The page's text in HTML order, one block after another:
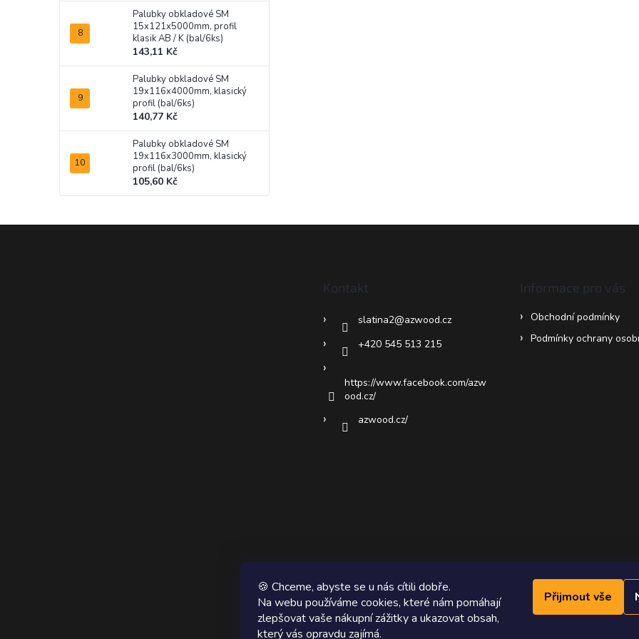
🍪 Chceme, abyste se u nás cítili dobře.
Na webu používáme cookies, které nám pomáhají
zlepšovat vaše nákupní zážitky a ukazovat obsah,
který vás opravdu zajímá.
Přijmout vše
Palubky obkladové SM
15x121x5000mm, profil
klasik AB / K (bal/6ks)
143,11 Kč
Palubky obkladové SM
19x116x4000mm, klasický
profil (bal/6ks)
140,77 Kč
Palubky obkladové SM
19x116x3000mm, klasický
profil (bal/6ks)
105,60 Kč
Kontakt
slatina2@azwood.cz
+420 545 513 215
https://www.facebook.com/azw
ood.cz/
azwood.cz/
Informace pro vás
Obchodní podmínky
Podmínky ochrany